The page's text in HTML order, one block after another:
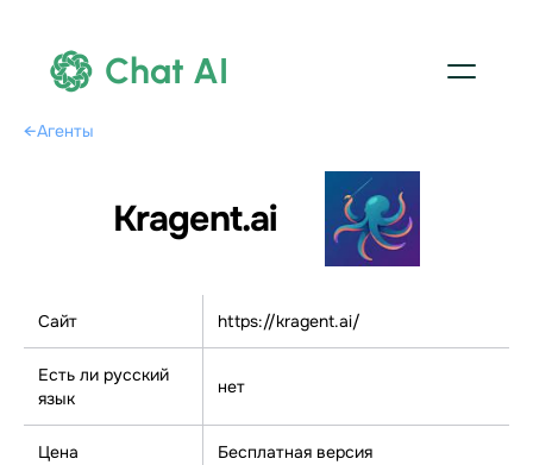
Chat AI
←Агенты
Kragent.ai
Сайт https://kragent.ai/
Есть ли русский
язык
нет
Цена Бесплатная версия